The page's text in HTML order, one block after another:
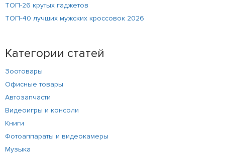
ТОП-26 крутых гаджетов
ТОП-40 лучших мужских кроссовок 2026
Категории статей
Зоотовары
Офисные товары
Автозапчасти
Видеоигры и консоли
Книги
Фотоаппараты и видеокамеры
Музыка